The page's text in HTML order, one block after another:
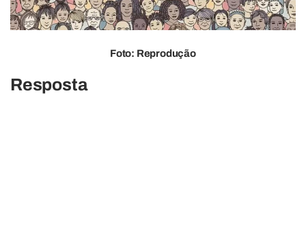
Foto: Reprodução
Resposta